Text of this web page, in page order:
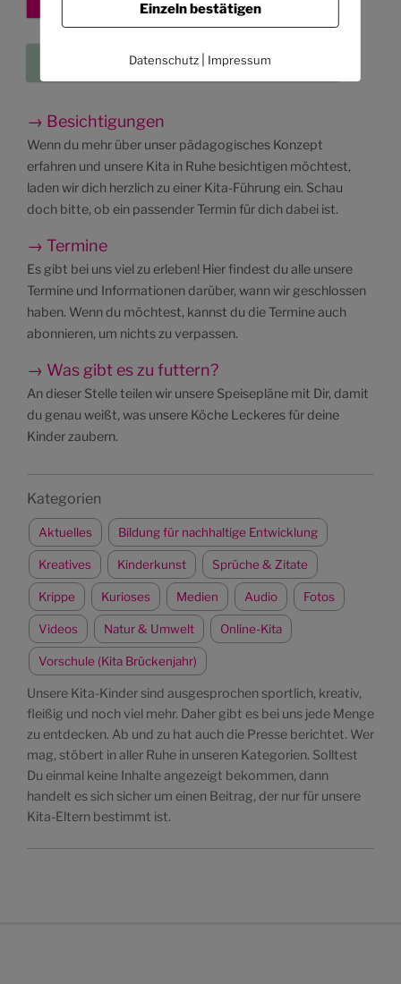
Eure Kleinanzeigen
→ Besichtigungen
Wenn du mehr über unser pädagogisches Konzept
erfahren und unsere Kita in Ruhe besichtigen möchtest,
laden wir dich herzlich zu einer Kita-Führung ein. Schau
doch bitte, ob ein passender Termin für dich dabei ist.
→ Termine
Es gibt bei uns viel zu erleben! Hier findest du alle unsere
Termine und Informationen darüber, wann wir geschlossen
haben. Wenn du möchtest, kannst du die Termine auch
abonnieren, um nichts zu verpassen.
→ Was gibt es zu futtern?
An dieser Stelle teilen wir unsere Speisepläne mit Dir, damit
du genau weißt, was unsere Köche Leckeres für deine
Kinder zaubern.
Kategorien
Aktuelles Bildung für nachhaltige Entwicklung
Kreatives Kinderkunst Sprüche & Zitate
Krippe Kurioses Medien Audio Fotos
Videos Natur & Umwelt Online-Kita
Vorschule (Kita Brückenjahr)
Unsere Kita-Kinder sind ausgesprochen sportlich, kreativ,
fleißig und noch viel mehr. Daher gibt es bei uns jede Menge
zu entdecken. Ab und zu hat auch die Presse berichtet. Wer
mag, stöbert in aller Ruhe in unseren Kategorien. Solltest
Du einmal keine Inhalte angezeigt bekommen, dann
handelt es sich sicher um einen Beitrag, der nur für unsere
Kita-Eltern bestimmt ist.
Einzeln bestätigen
Datenschutz Impressum